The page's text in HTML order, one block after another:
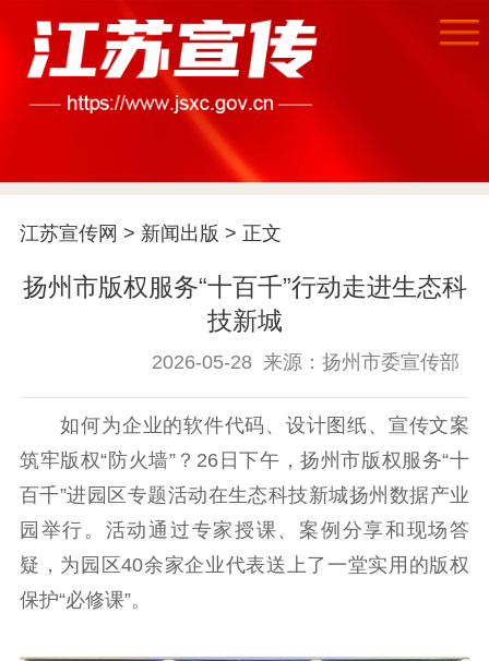
首页
江苏要闻
公示公告
信息公开制度
信息公开指南
告
政策法规
工作动态
理论武装
理论学习 宣传宣讲 研究阐释
江苏宣传网 > 新闻出版 > 正文
扬州市版权服务“十百千”行动走进生态科
技新城
2026-05-28 来源：扬州市委宣传部
如何为企业的软件代码、设计图纸、宣传文案
筑牢版权“防火墙”？26日下午，扬州市版权服务“十
百千”进园区专题活动在生态科技新城扬州数据产业
园举行。活动通过专家授课、案例分享和现场答
疑，为园区40余家企业代表送上了一堂实用的版权
保护“必修课”。